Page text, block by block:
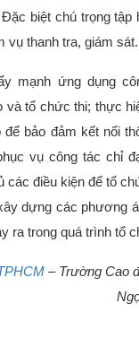
biệt chú trọng tập
vụ thanh tra, giám sát.
mạnh ứng dụng
và tổ chức thi; thực
bảo đảm kết nối
vụ công tác chỉ
các điều kiện để tổ
dựng các phương
ra trong quá trình tổ
– Trường Cao